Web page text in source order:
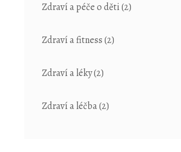
Zdraví a péče o děti(2)
Zdraví a fitness(2)
Zdraví a léky(2)
Zdraví a léčba(2)